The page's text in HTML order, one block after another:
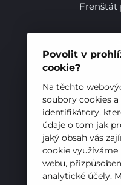
Povolit v
cookie?
Na těchto
soubory cookies
identifikátory,
údaje o tom jak
jaký obsah vás
cookie využíváme
webu,
analytické účely.
Frenštát
E-mail:
Datová
Hotelová škola,
příspěvkovou